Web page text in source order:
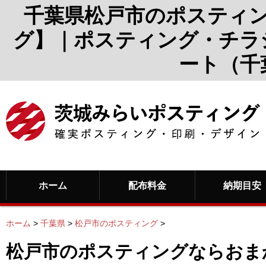
千葉県松戸市のポスティ
グ】｜ポスティング・チ
ート（
ホーム 配布料金 納期目安
ホーム > 千葉県 > 松戸市のポスティング >
松戸市のポスティングならお